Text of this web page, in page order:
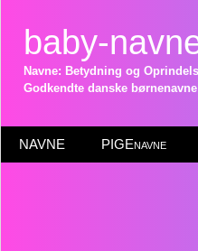
baby-
Navne: Betydning og
Godkendte danske
NAVNE PIGEnavne